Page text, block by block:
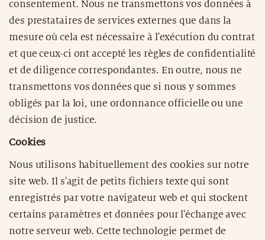
consentement. Nous ne transmettons vos données à
des prestataires de services externes que dans la
mesure où cela est nécessaire à l'exécution du contrat
et que ceux-ci ont accepté les règles de confidentialité
et de diligence correspondantes. En outre, nous ne
transmettons vos données que si nous y sommes
obligés par la loi, une ordonnance officielle ou une
décision de justice.
Cookies
Nous utilisons habituellement des cookies sur notre
site web. Il s'agit de petits fichiers texte qui sont
enregistrés par votre navigateur web et qui stockent
certains paramètres et données pour l'échange avec
notre serveur web. Cette technologie permet de